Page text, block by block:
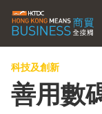
科技及創新
善用數